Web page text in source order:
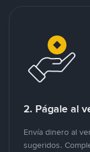
2. Págale al
Envía dinero al
sugeridos.